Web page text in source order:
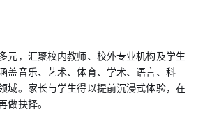
元，汇聚校内教师、校外专业机构及学生
盖音乐、艺术、体育、学术、语言、科
域。家长与学生得以提前沉浸式体验，在
做抉择。